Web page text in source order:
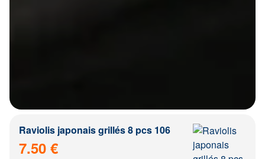
Raviolis japonais grillés 8 pcs 106
7.50 €